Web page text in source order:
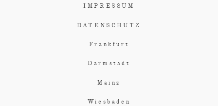
IMPRESSUM
DATENSCHUTZ
Frankfurt
Darmstadt
Mainz
Wiesbaden